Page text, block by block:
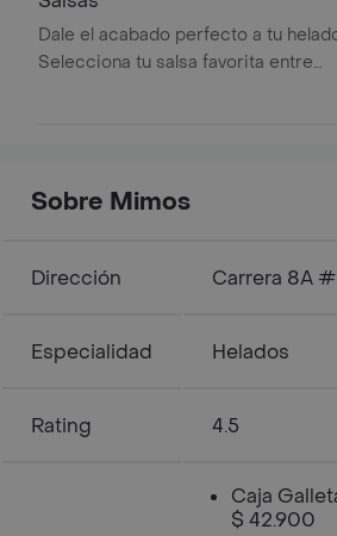
Dale el acabado perfecto a tu
Selecciona tu salsa favorita entre
Sobre Mimos
Dirección Carrera 8A #
Especialidad Helados
Rating 4.5
Caja
$ 42.900